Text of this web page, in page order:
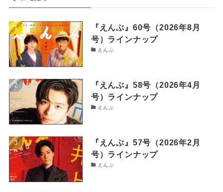
『えんぶ』60号（2026年8月
号）ラインナップ
えんぶ
『えんぶ』58号（2026年4月
号）ラインナップ
えんぶ
『えんぶ』57号（2026年2月
号）ラインナップ
えんぶ